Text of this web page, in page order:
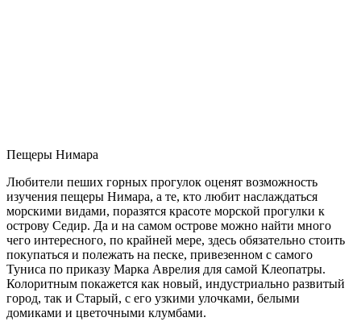
Пещеры Нимара
Любители пеших горных прогулок оценят возможность
изучения пещеры Нимара, а те, кто любит наслаждаться
морскими видами, поразятся красоте морской прогулки к
острову Седир. Да и на самом острове можно найти много
чего интересного, по крайней мере, здесь обязательно стоить
покупаться и полежать на песке, привезенном с самого
Туниса по приказу Марка Аврелия для самой Клеопатры.
Колоритным покажется как новый, индустриально развитый
город, так и Старый, с его узкими улочками, белыми
домиками и цветочными клумбами.